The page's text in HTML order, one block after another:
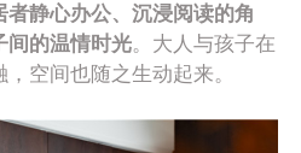
静心办公、沉浸阅读的角
间的温情时光。大人与孩子在
空间也随之生动起来。